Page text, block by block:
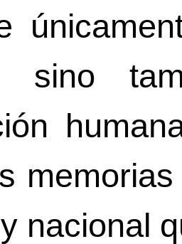
sino
nacional